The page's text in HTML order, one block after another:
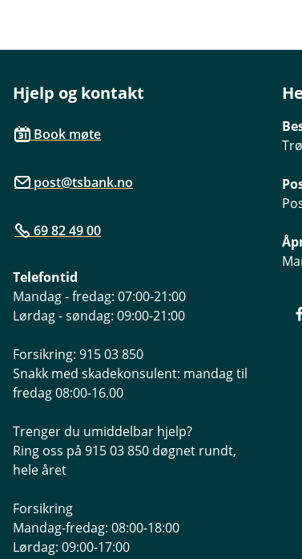
Hjelp og kontakt
Book møte
post@tsbank.no
69 82 49 00
Telefontid
Mandag - fredag: 07:00-21:00
Lørdag - søndag: 09:00-21:00
Forsikring: 915 03 850
Snakk med skadekonsulent: mandag til
fredag 08:00-16.00
Trenger du umiddelbar hjelp?
Ring oss på 915 03 850 døgnet rundt,
hele året
Forsikring
Mandag-fredag: 08:00-18:00
Lørdag: 09:00-17:00